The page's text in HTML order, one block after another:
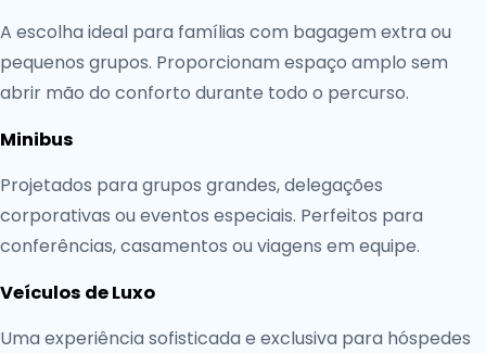
A escolha ideal para famílias com bagagem extra ou
pequenos grupos. Proporcionam espaço amplo sem
abrir mão do conforto durante todo o percurso.
Minibus
Projetados para grupos grandes, delegações
corporativas ou eventos especiais. Perfeitos para
conferências, casamentos ou viagens em equipe.
Veículos de Luxo
Uma experiência sofisticada e exclusiva para hóspedes